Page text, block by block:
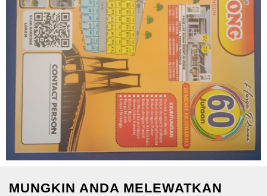
MUNGKIN ANDA MELEWATKAN